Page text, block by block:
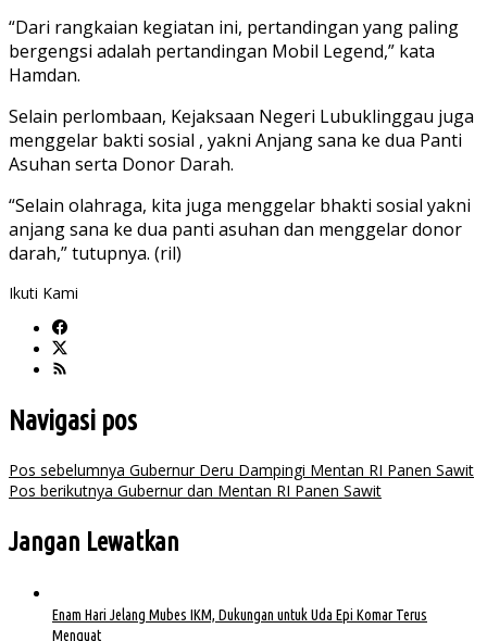
“Dari rangkaian kegiatan ini, pertandingan yang paling
bergengsi adalah pertandingan Mobil Legend,” kata
Hamdan.
Selain perlombaan, Kejaksaan Negeri Lubuklinggau juga
menggelar bakti sosial , yakni Anjang sana ke dua Panti
Asuhan serta Donor Darah.
“Selain olahraga, kita juga menggelar bhakti sosial yakni
anjang sana ke dua panti asuhan dan menggelar donor
darah,” tutupnya. (ril)
Ikuti Kami
Navigasi pos
Pos sebelumnya Gubernur Deru Dampingi Mentan RI Panen Sawit
Pos berikutnya Gubernur dan Mentan RI Panen Sawit
Jangan Lewatkan
Enam Hari Jelang Mubes IKM, Dukungan untuk Uda Epi Komar Terus
Menguat